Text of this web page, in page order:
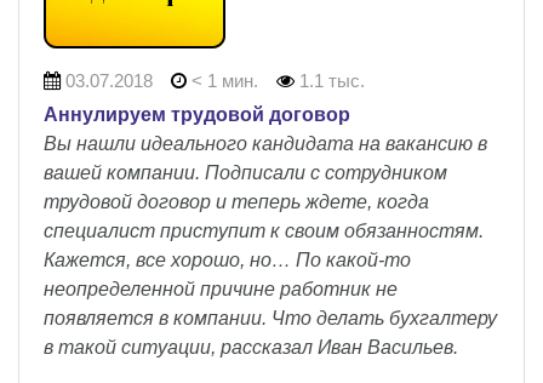
03.07.2018 < 1 мин.
1.1 тыс.
Аннулируем трудовой договор
Вы нашли идеального кандидата на вакансию в
вашей компании. Подписали с сотрудником
трудовой договор и теперь ждете, когда
специалист приступит к своим обязанностям.
Кажется, все хорошо, но… По какой-то
неопределенной причине работник не
появляется в компании. Что делать бухгалтеру
в такой ситуации, рассказал Иван Васильев.